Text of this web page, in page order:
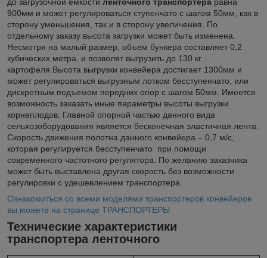
900мм и может регулироваться ступенчато с шагом 50мм, как в
сторону уменьшения, так и в сторону увеличения. По
отдельному заказу высота загрузки может быть изменена.
Несмотря на малый размер, объем бункера составляет 0,2
кубических метра, и позволят выгрузить до 130 кг
картофеля.Высота выгрузки конвейера достигает 1300мм и
может регулироваться выгрузным лотком бесступенчато, или
дискретным подъемом передних опор с шагом 50мм. Имеется
возможность заказать иные параметры высоты выгрузки
корнеплодов. Главной опорной частью данного вида
сельхозоборудования является бесконечная эластичная лента.
Скорость движения полотна данного конвейера – 0,7 м/с,
которая регулируется бесступенчато при помощи
современного частотного регулятора. По желанию заказчика
может быть выставлена другая скорость без возможности
регулировки с удешевлением транспортера.
Ознакомиться со всеми моделями транспортеров конвейеров
вы можете на странице ТРАНСПОРТЕРЫ
Технические характеристики
транспортера ленточного